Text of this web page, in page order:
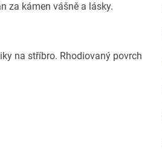
za kámen vášně a lásky.
na stříbro. Rhodiovaný povrch